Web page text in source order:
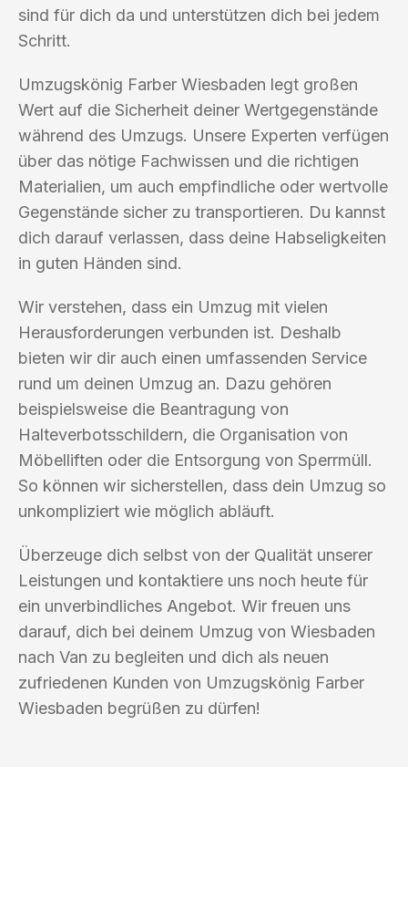
sind für dich da und unterstützen dich bei jedem
Schritt.
Umzugskönig Farber Wiesbaden legt großen
Wert auf die Sicherheit deiner Wertgegenstände
während des Umzugs. Unsere Experten verfügen
über das nötige Fachwissen und die richtigen
Materialien, um auch empfindliche oder wertvolle
Gegenstände sicher zu transportieren. Du kannst
dich darauf verlassen, dass deine Habseligkeiten
in guten Händen sind.
Wir verstehen, dass ein Umzug mit vielen
Herausforderungen verbunden ist. Deshalb
bieten wir dir auch einen umfassenden Service
rund um deinen Umzug an. Dazu gehören
beispielsweise die Beantragung von
Halteverbotsschildern, die Organisation von
Möbelliften oder die Entsorgung von Sperrmüll.
So können wir sicherstellen, dass dein Umzug so
unkompliziert wie möglich abläuft.
Überzeuge dich selbst von der Qualität unserer
Leistungen und kontaktiere uns noch heute für
ein unverbindliches Angebot. Wir freuen uns
darauf, dich bei deinem Umzug von Wiesbaden
nach Van zu begleiten und dich als neuen
zufriedenen Kunden von Umzugskönig Farber
Wiesbaden begrüßen zu dürfen!